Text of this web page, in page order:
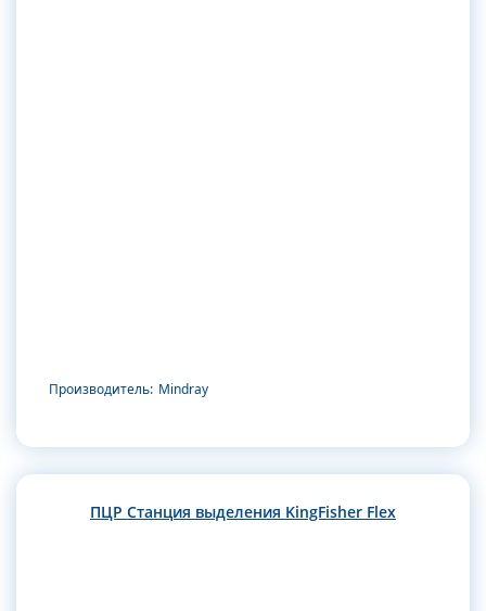
Производитель: Mindray
ПЦР Станция выделения KingFisher Flex